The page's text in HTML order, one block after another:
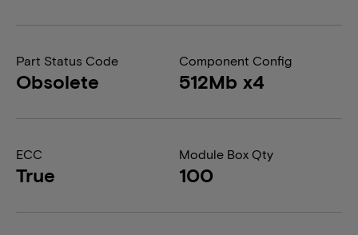
Part Status Code
Obsolete
Component Config
512Mb x4
ECC
True
Module Box Qty
100